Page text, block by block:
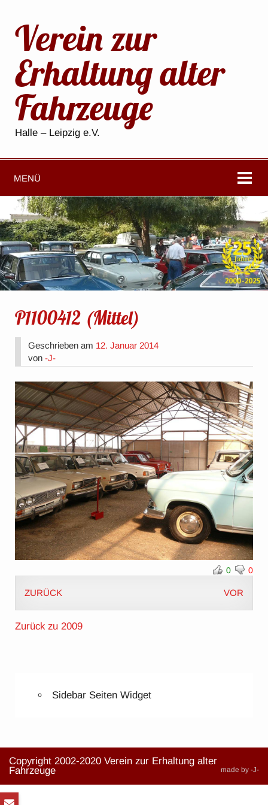
Verein zur
Erhaltung alter
Fahrzeuge
Halle – Leipzig e.V.
MENÜ
P1100412 (Mittel)
Geschrieben am 12. Januar 2014
von-J-
0 0
ZURÜCK VOR
Zurück zu 2009
Sidebar Seiten Widget
Copyright 2002-2020 Verein zur Erhaltung alter
Fahrzeuge
made by -J-